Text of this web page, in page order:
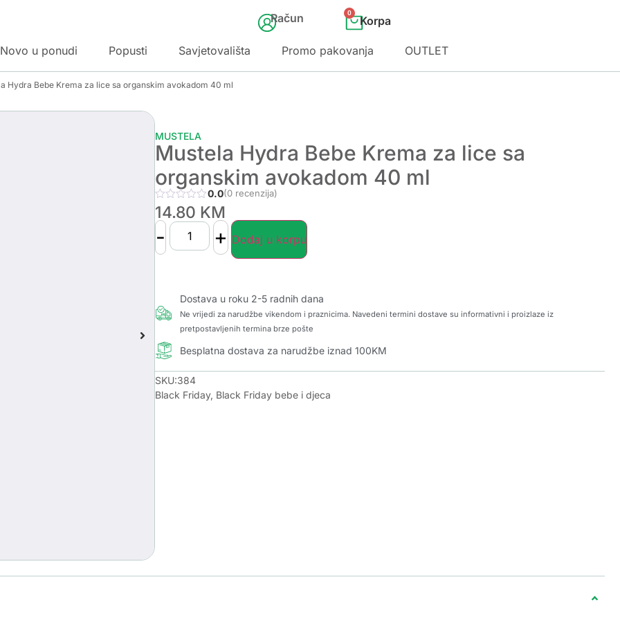
Račun 0
Novo u ponudi Popusti Savjetovališta Promo pakovanja OUTLET
Hydra Bebe Krema za lice sa organskim avokadom 40 ml
MUSTELA
Mustela Hydra Bebe Krema za lice sa
organskim avokadom 40 ml
0.0(0 recenzija)
14.80 KM
- + Dodaj u korpu
Dostava u roku 2-5 radnih dana
Ne vrijedi za narudžbe vikendom i praznicima. Navedeni termini dostave su informativni i proizlaze iz
pretpostavljenih termina brze pošte
Besplatna dostava za narudžbe iznad 100KM
SKU:384
Black Friday, Black Friday bebe i djeca